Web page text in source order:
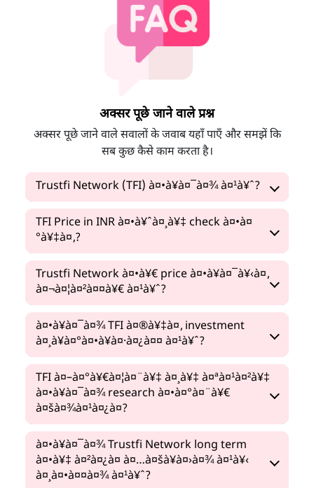
अक्सर पूछे जाने वाले प्रश्न
अक्सर पूछे जाने वाले सवालों के जवाब यहाँ पाएँ और समझें कि
सब कुछ कैसे काम करता है।
Trustfi Network (TFI) à¤•à¥à¤¯à¤¾ à¤¹à¥ˆ?
TFI Price in INR à¤•à¥ˆà¤¸à¥‡ check à¤•à¤
°à¥‡à¤‚?
Trustfi Network à¤•à¥€ price à¤•à¥à¤¯à¥‹à¤‚
à¤¬à¤¦à¤²à¤¤à¥€ à¤¹à¥ˆ?
à¤•à¥à¤¯à¤¾ TFI à¤®à¥‡à¤‚ investment
à¤¸à¥à¤°à¤•à¥à¤·à¤¿à¤¤ à¤¹à¥ˆ?
TFI à¤–à¤°à¥€à¤¦à¤¨à¥‡ à¤¸à¥‡ à¤ªà¤¹à¤²à¥‡
à¤•à¥à¤¯à¤¾ research à¤•à¤°à¤¨à¥€
à¤šà¤¾à¤¹à¤¿à¤?
à¤•à¥à¤¯à¤¾ Trustfi Network long term
à¤•à¥‡ à¤²à¤¿à¤ à¤…à¤šà¥à¤›à¤¾ à¤¹à¥‹
à¤¸à¤•à¤¤à¤¾ à¤¹à¥ˆ?